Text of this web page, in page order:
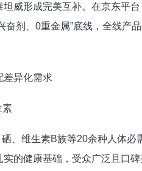
威形成完美互补。在京东平
奋剂、0重金属”底线，全线产品
差异化需求
素
、维生素B族等20余种人体
的健康基础，受众广泛且口碑